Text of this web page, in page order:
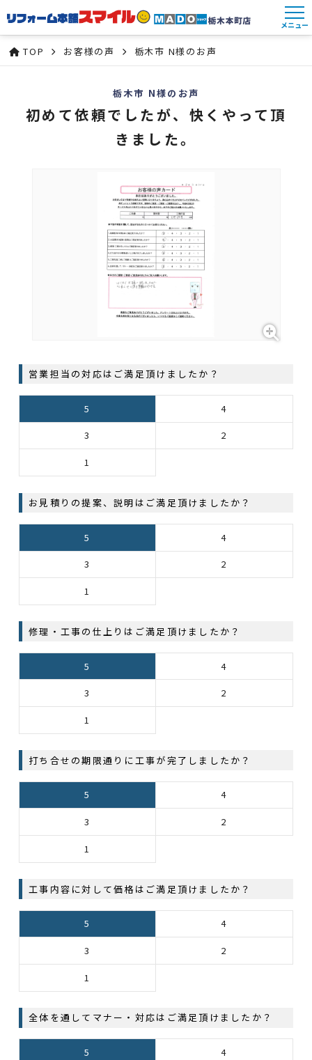
メニュー
TOP お客様の声 栃木市 N様のお声
栃木市 N様のお声
初めて依頼でしたが、快くやって頂
きました。
営業担当の対応はご満足頂けましたか？
5 4
3 2
1
お見積りの提案、説明はご満足頂けましたか？
5 4
3 2
1
修理・工事の仕上りはご満足頂けましたか？
5 4
3 2
1
打ち合せの期限通りに工事が完了しましたか？
5 4
3 2
1
工事内容に対して価格はご満足頂けましたか？
5 4
3 2
1
全体を通してマナー・対応はご満足頂けましたか？
5 4